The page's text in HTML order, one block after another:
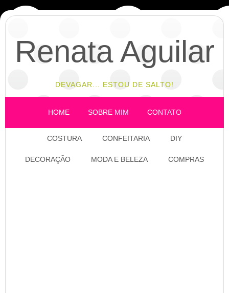
Renata Aguilar
DEVAGAR... ESTOU DE SALTO!
HOME SOBRE MIM CONTATO
COSTURA CONFEITARIA DIY
DECORAÇÃO MODA E BELEZA COMPRAS